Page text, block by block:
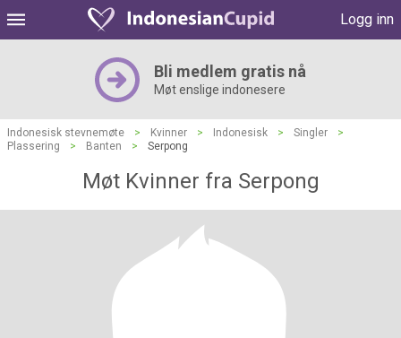
Logg inn
Bli medlem gratis nå
Møt enslige indonesere
Indonesisk stevnemøte > Kvinner > Indonesisk > Singler
>
Plassering
> Banten > Serpong
Møt Kvinner fra Serpong